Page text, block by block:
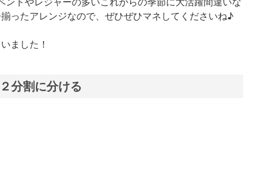
たアレンジなので、ぜひぜひマネしてくださいね♪
ました！
分割に分ける